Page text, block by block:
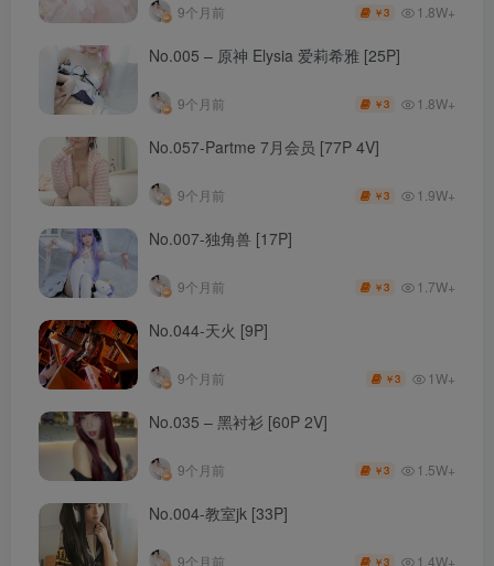
9个月前 ￥3 1.8W+
No.005 – 原神 Elysia 爱莉希雅 [25P]
9个月前 ￥3 1.8W+
No.057-Partme 7月会员 [77P 4V]
9个月前 ￥3 1.9W+
No.007-独角兽 [17P]
9个月前 ￥3 1.7W+
No.044-天火 [9P]
9个月前 ￥3 1W+
No.035 – 黑衬衫 [60P 2V]
9个月前 ￥3 1.5W+
No.004-教室jk [33P]
9个月前 ￥3 1.4W+